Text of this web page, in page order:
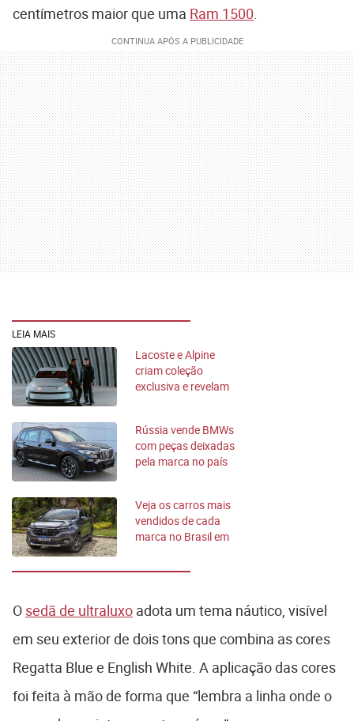
centímetros maior que uma Ram 1500
LEIA MAIS
Lacoste e Alpine
criam coleção
exclusiva e revelam
Rússia vende BMWs
com peças deixadas
pela marca no país
Veja os carros mais
vendidos de cada
marca no Brasil em
O sedã de ultraluxo adota um tema náutico, visível
em seu exterior de dois tons que combina as cores
Regatta Blue e English White. A aplicação das cores
foi feita à mão de forma que “lembra a linha onde o